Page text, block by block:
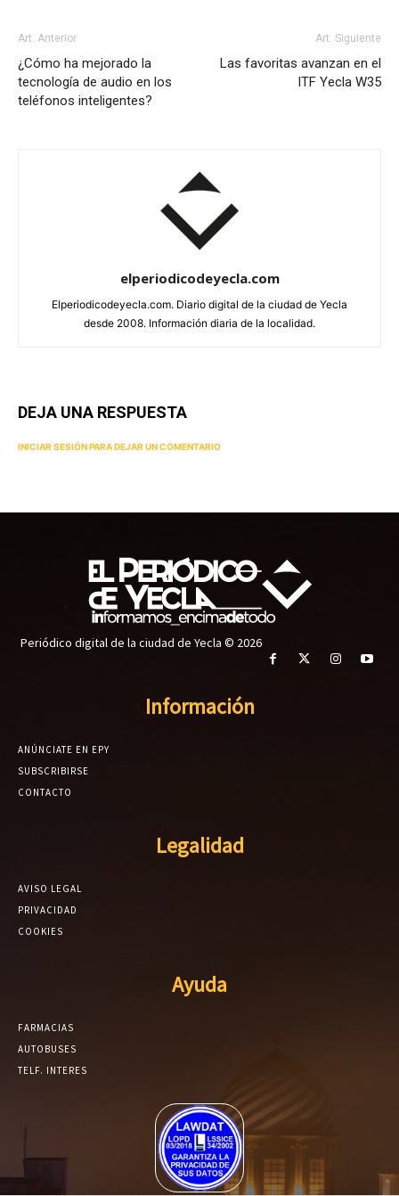
Art. Anterior
¿Cómo ha mejorado la
tecnología de audio en los
teléfonos inteligentes?
Art. Siguiente
Las favoritas avanzan en el
ITF Yecla W35
elperiodicodeyecla.com
Elperiodicodeyecla.com. Diario digital de la ciudad de Yecla
desde 2008. Información diaria de la localidad.
DEJA UNA RESPUESTA
INICIAR SESIÓN PARA DEJAR UN COMENTARIO
Periódico digital de la ciudad de Yecla © 2026
Información
ANÚNCIATE EN EPY
SUBSCRIBIRSE
CONTACTO
Legalidad
AVISO LEGAL
PRIVACIDAD
COOKIES
Ayuda
FARMACIAS
AUTOBUSES
TELF. INTERES